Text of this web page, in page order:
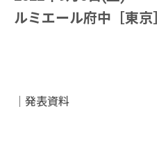
ルミエール府中［東京］
｜発表資料